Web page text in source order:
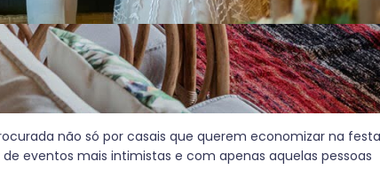
sofisticado, com fartura de comida, decorações
do que você imagina com a realização de um mini
não só por casais que querem economizar na festa
eventos mais intimistas e com apenas aquelas pessoas